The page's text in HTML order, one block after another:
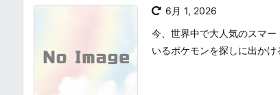
6月 1, 2026
今、世界中で大人気のスマ
いるポケモンを探しに出か